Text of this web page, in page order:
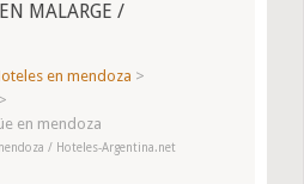
MALARGE /
en mendoza >
>
en mendoza
/ Hoteles-Argentina.net